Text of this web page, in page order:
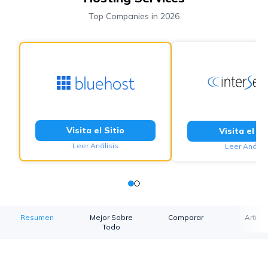
Top Companies in 2026
Visita el Sitio
Leer Análisis
Visita el
Leer
Resumen
Mejor Sobre
Todo
Comparar